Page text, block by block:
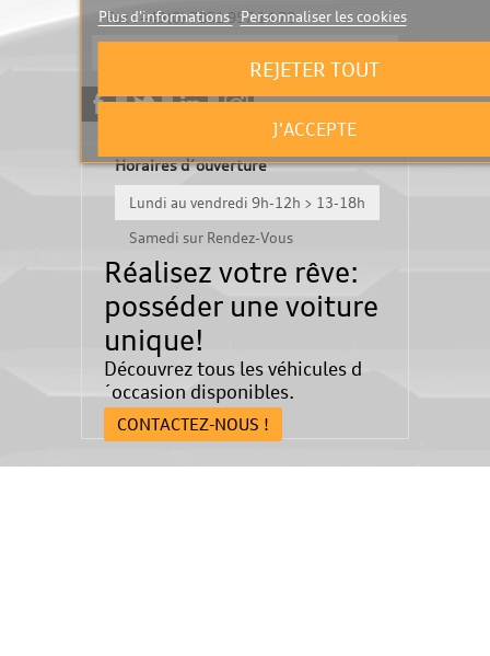
Fax : +49(0) 7851 957 14 78
Horaires d´ouverture
Lundi au vendredi 9h-12h > 13-18h
Samedi sur Rendez-Vous
Réalisez votre rêve:
posséder une voiture
unique!
Découvrez tous les véhicules d
´occasion disponibles.
CONTACTEZ-NOUS !
Plus d'informations Personnaliser les cookies
REJETER TOUT
J'ACCEPTE